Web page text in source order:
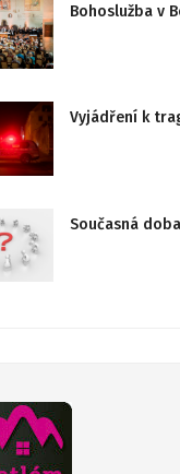
Bohoslužba v
Vyjádření k
Současná